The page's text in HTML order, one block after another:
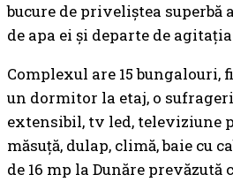
bucure de priveliştea superbă
de apa ei şi departe de
Complexul are 15 bungalouri,
un dormitor la etaj, o
extensibil, tv led, televiziune
măsuţă, dulap, climă, baie cu
de 16 mp la Dunăre prevăzută